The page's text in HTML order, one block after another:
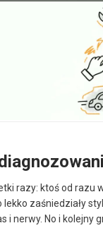
razy: ktoś od
lekko zaśniedziały
i nerwy. No i kolejny